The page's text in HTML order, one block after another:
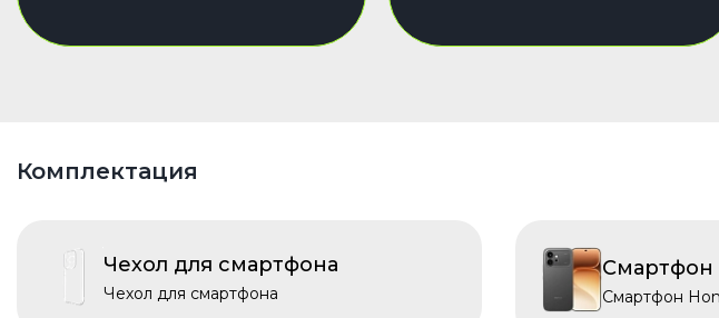
Комплектация
Чехол для смартфона
Чехол для смартфона
Смартфон
Смартфон